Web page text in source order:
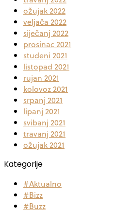
ožujak 2022
veljača 2022
siječanj 2022
prosinac 2021
studeni 2021
listopad 2021
rujan 2021
kolovoz 2021
srpanj 2021
lipanj 2021
svibanj 2021
travanj 2021
ožujak 2021
Kategorije
#Aktualno
#Bizz
#Buzz